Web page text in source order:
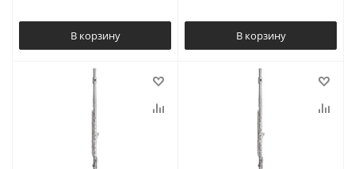
В корзину В корзину